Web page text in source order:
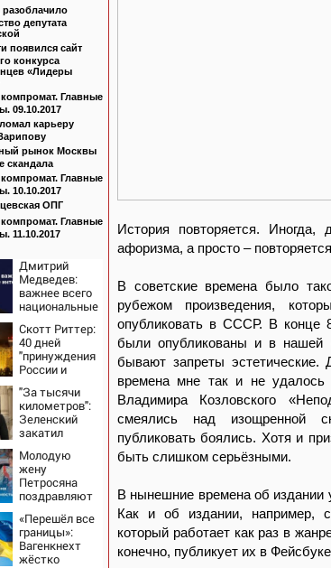
депутата
появился сайт
конкурса
«Лидеры
Главные
09.10.2017
карьеру
рынок Москвы
скандала
Главные
10.10.2017
ОПГ
Главные
11.10.2017
Дмитрий
Медведев:
важнее всего
национальные
России
Скотт Риттер:
40 дней
"принуждения
России и
приблизили
крах режима
Зеленского
"За тысячи
километров":
Зеленский
закатил
Западу после
ночного удара
Молодую
жену
Петросяна
поздравляют
беременностью
«Перешёл все
границы»:
Вагенкнехт
жёстко
История повторяется.
афоризма, а просто –
В советские времена было
рубежом произведения,
опубликовать в СССР. В конце
были опубликованы и в нашей
бывают запреты
времена мне так и не удалось
Владимира Козловского
смеялись над изощренной
публиковать боялись. Хотя и
быть слишком серьёзными.
В нынешние времена об издании
Как и об издании, например,
который работает как раз в
конечно, публикует их в